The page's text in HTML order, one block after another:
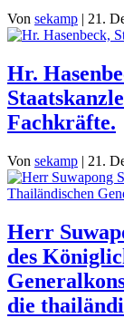
Von sekamp | 21.
Hr.
Fachkräfte.
Von sekamp | 21.
Herr
des
die